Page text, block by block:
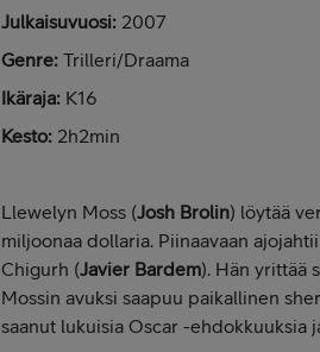
Julkaisuvuosi: 2007
Genre: Trilleri/Draama
Ikäraja: K16
Kesto: 2h2min
Llewelyn Moss (Josh Brolin) löytää
miljoonaa dollaria. Piinaavaan
Chigurh (Javier Bardem). Hän yrittää
Mossin avuksi saapuu paikallinen
saanut lukuisia Oscar -ehdokkuuksia